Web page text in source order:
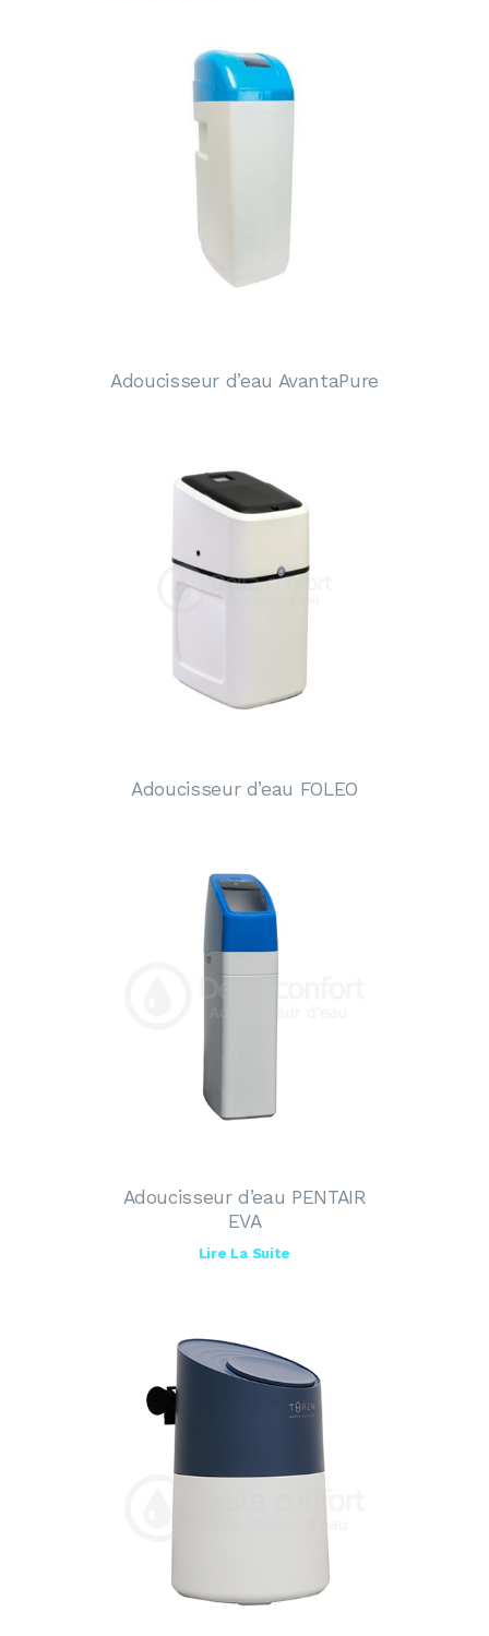
Adoucisseur d’eau AvantaPure
Adoucisseur d’eau FOLEO
Adoucisseur d’eau PENTAIR
EVA
Lire La Suite